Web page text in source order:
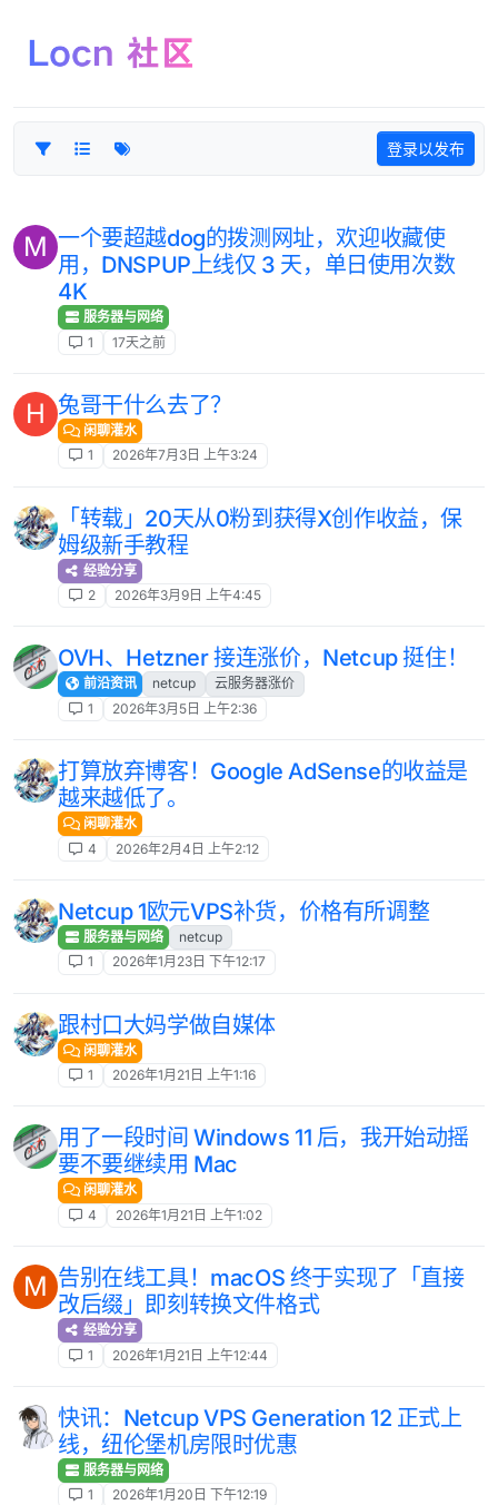
登录以发布
M 一个要超越dog的拨测网址，欢迎收藏使
用，DNSPUP上线仅 3 天，单日使用次数
4K
服务器与网络
1
17天之前
H 兔哥干什么去了？
闲聊灌水
1
2026年7月3日 上午3:24
「转载」20天从0粉到获得X创作收益，保
姆级新手教程
经验分享
2
2026年3月9日 上午4:45
OVH、Hetzner 接连涨价，Netcup 挺住！
前沿资讯 netcup
云服务器涨价
1
2026年3月5日 上午2:36
打算放弃博客！Google AdSense的收益是
越来越低了。
闲聊灌水
4
2026年2月4日 上午2:12
Netcup 1欧元VPS补货，价格有所调整
服务器与网络
netcup
1
2026年1月23日 下午12:17
跟村口大妈学做自媒体
闲聊灌水
1
2026年1月21日 上午1:16
用了一段时间 Windows 11 后，我开始动摇
要不要继续用 Mac
闲聊灌水
4
2026年1月21日 上午1:02
M 告别在线工具！macOS 终于实现了「直接
改后缀」即刻转换文件格式
经验分享
1
2026年1月21日 上午12:44
快讯：Netcup VPS Generation 12 正式上
线，纽伦堡机房限时优惠
服务器与网络
1
2026年1月20日 下午12:19